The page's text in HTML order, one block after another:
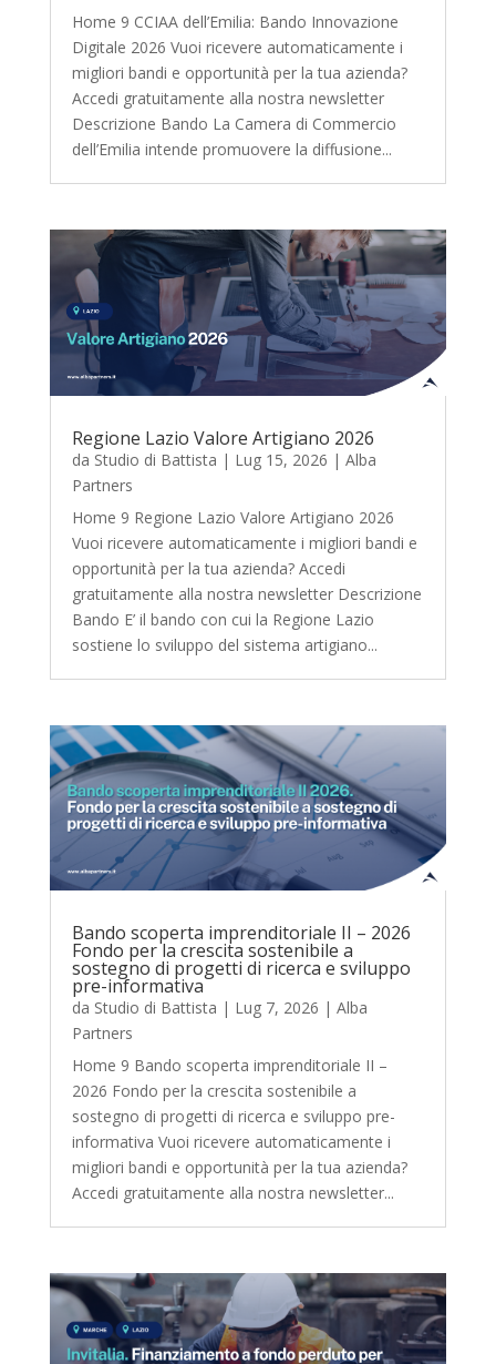
Home 9 CCIAA dell’Emilia: Bando Innovazione
Digitale 2026 Vuoi ricevere automaticamente i
migliori bandi e opportunità per la tua azienda?
Accedi gratuitamente alla nostra newsletter
Descrizione Bando La Camera di Commercio
dell’Emilia intende promuovere la diffusione...
Regione Lazio Valore Artigiano 2026
da Studio di Battista | Lug 15, 2026 | Alba
Partners
Home 9 Regione Lazio Valore Artigiano 2026
Vuoi ricevere automaticamente i migliori bandi e
opportunità per la tua azienda? Accedi
gratuitamente alla nostra newsletter Descrizione
Bando E’ il bando con cui la Regione Lazio
sostiene lo sviluppo del sistema artigiano...
Bando scoperta imprenditoriale II – 2026
Fondo per la crescita sostenibile a
sostegno di progetti di ricerca e sviluppo
pre-informativa
da Studio di Battista | Lug 7, 2026 | Alba
Partners
Home 9 Bando scoperta imprenditoriale II –
2026 Fondo per la crescita sostenibile a
sostegno di progetti di ricerca e sviluppo pre-
informativa Vuoi ricevere automaticamente i
migliori bandi e opportunità per la tua azienda?
Accedi gratuitamente alla nostra newsletter...